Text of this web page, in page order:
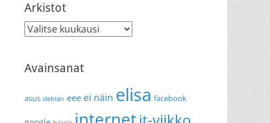
Arkistot
Arkistot
Avainsanat
asus debian eee ei näin elisa facebook